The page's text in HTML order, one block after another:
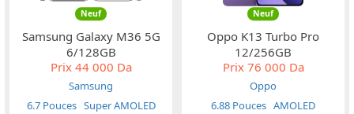
Neuf
Samsung Galaxy M36 5G
6/128GB
Prix44 000 Da
Samsung
6.7 Pouces Super AMOLED
Neuf
Oppo K13 Turbo Pro
12/256GB
Prix76 000 Da
Oppo
6.88 Pouces AMOLED